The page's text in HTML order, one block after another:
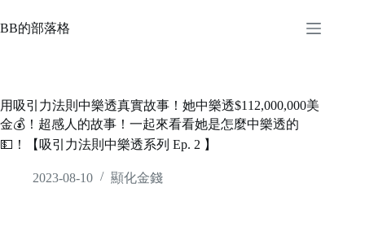
to
content
BB的部落格
用吸引力法則中樂透真實故事！她中樂透$112,000,000美
金💰！超感人的故事！一起來看看她是怎麼中樂透的
💵！【吸引力法則中樂透系列 Ep. 2 】
2023-08-10 顯化金錢